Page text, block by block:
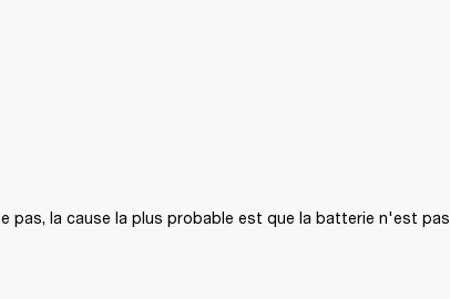
pas, la cause la plus probable est que la batterie n'est pas